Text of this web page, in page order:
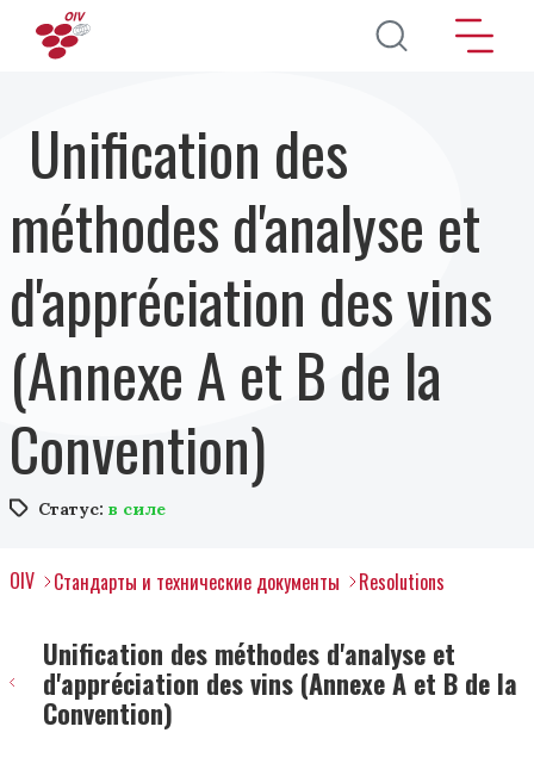
Перейти к основному содержанию
Unification des
méthodes d'analyse et
d'appréciation des vins
(Annexe A et B de la
Convention)
Статус: в силе
OIV Стандарты и технические документы Resolutions
Unification des méthodes d'analyse et
d'appréciation des vins (Annexe A et B de la
Convention)